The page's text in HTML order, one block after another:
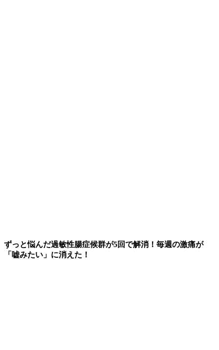
ずっと悩んだ過敏性腸症候群が5回で解消！毎週の激痛が
「嘘みたい」に消えた！